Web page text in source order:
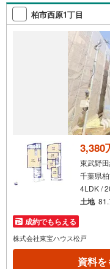
柏市西原1丁目
3,380
東武野
千葉県
4LDK /
土地
成約でもらえる
株式会社東宝ハウス松戸
資料を